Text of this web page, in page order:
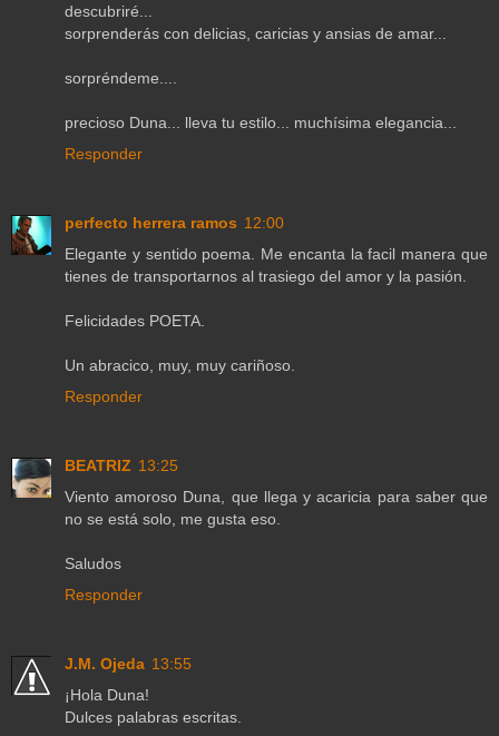
descubriré...
sorprenderás con delicias, caricias y ansias de amar...
sorpréndeme....
precioso Duna... lleva tu estilo... muchísima elegancia...
Responder
perfecto herrera ramos 12:00
Elegante y sentido poema. Me encanta la facil manera que
tienes de transportarnos al trasiego del amor y la pasión.
Felicidades POETA.
Un abracico, muy, muy cariñoso.
Responder
BEATRIZ 13:25
Viento amoroso Duna, que llega y acaricia para saber que
no se está solo, me gusta eso.
Saludos
Responder
J.M. Ojeda 13:55
¡Hola Duna!
Dulces palabras escritas.